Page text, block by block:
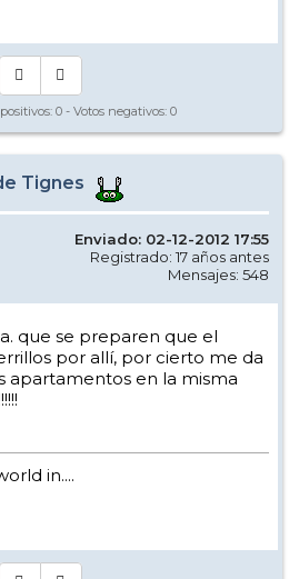
0 - Votos negativos: 0
Tignes
Enviado: 02-12-2012 17:55
Registrado: 17 años antes
Mensajes: 548
que se preparen que el
por allí, por cierto me da
apartamentos en la misma
in....